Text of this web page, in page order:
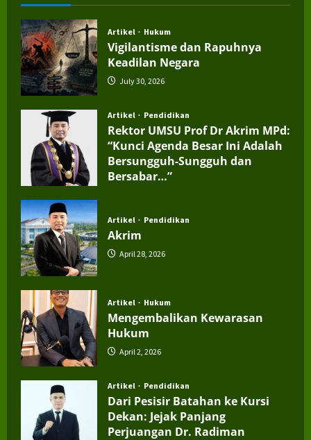
Artikel Hukum
Vigilantisme dan Rapuhnya
Keadilan Negara
July 30, 2026
Artikel Pendidikan
Rektor UMSU Prof Dr Akrim MPd:
“Kunci Agenda Besar Ini Adalah
Bersungguh-Sungguh dan
Bersabar…”
Artikel Pendidikan
Akrim
April 28, 2026
Artikel Hukum
Mengembalikan Kewarasan
Hukum
April 2, 2026
Artikel Pendidikan
Dari Pesisir Batahan ke Kursi
Dekan: Jejak Panjang
Perjuangan Dr. Radiman